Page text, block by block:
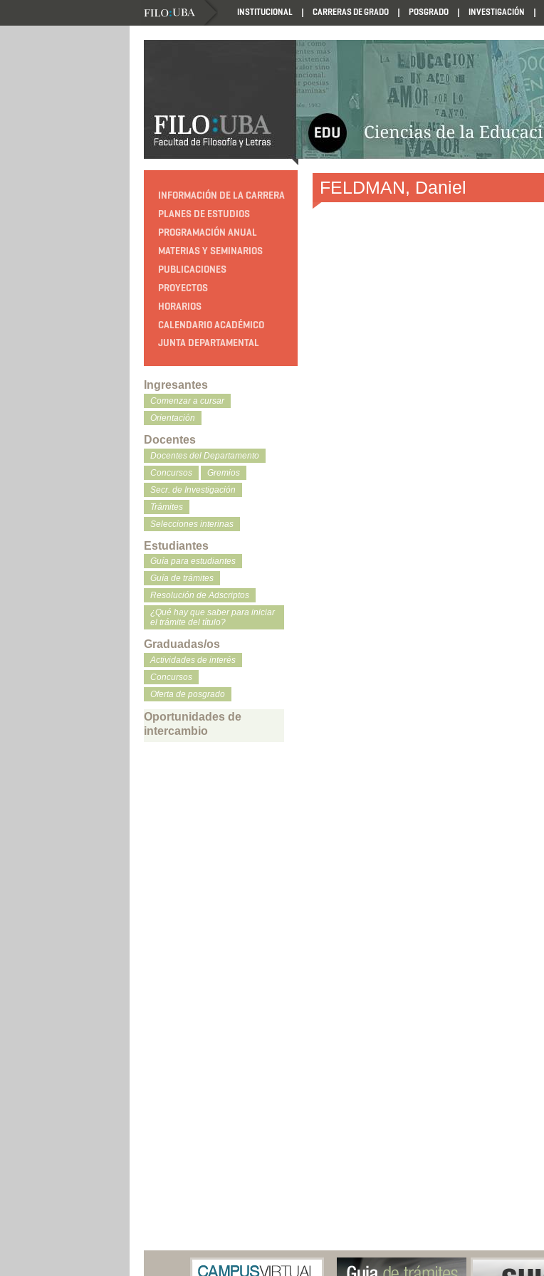
INSTITUCIONAL CARRERAS DE GRADO POSGRADO INVESTIGACIÓN
HTTP://EDUCACION.FILO.UBA.AR/PROGRAMACION1985
INFORMACIÓN DE LA CARRERA
PLANES DE ESTUDIOS
PROGRAMACIÓN ANUAL
MATERIAS Y SEMINARIOS
PUBLICACIONES
PROYECTOS
HORARIOS
CALENDARIO ACADÉMICO
JUNTA DEPARTAMENTAL
Ingresantes
Comenzar a cursar
Orientación
Docentes
Docentes del Departamento
Concursos
Gremios
Secr. de Investigación
Trámites
Selecciones interinas
Estudiantes
Guía para estudiantes
Guía de trámites
Resolución de Adscriptos
¿Qué hay que saber para iniciar
el trámite del título?
Graduadas/os
Actividades de interés
Concursos
Oferta de posgrado
Oportunidades de
intercambio
FELDMAN, Daniel